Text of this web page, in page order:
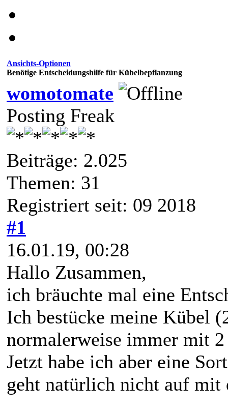
Ansichts-Optionen
Benötige Entscheidungshilfe für Kübelbepflanzung
womotomate
Posting Freak
Beiträge: 2.025
Themen: 31
Registriert seit: 09 2018
#1
16.01.19, 00:28
Hallo Zusammen,
ich bräuchte mal eine
Ich bestücke meine Kübel
normalerweise immer mit
Jetzt habe ich aber eine
geht natürlich nicht auf mit